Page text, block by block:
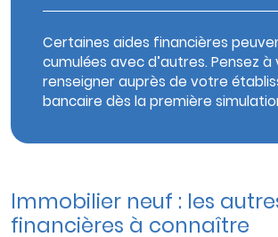
Certaines aides financières
cumulées avec d’autres. Pensez à
renseigner auprès de votre
bancaire dès la première
Immobilier neuf : les
financières à connaître